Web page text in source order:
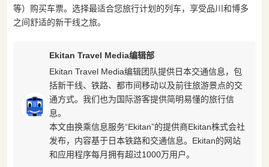
等）购买车票。选择最适合您旅行计划的列车，享受品川和博多
之间舒适的新干线之旅。
Ekitan Travel Media编辑部
Ekitan Travel Media编辑团队提供日本交通信息，包
括新干线、铁路、都市间移动以及前往旅游景点的交
通方式。我们也为国际游客提供简明易懂的旅行信
息。
本文由换乘信息服务“Ekitan”的提供商Ekitan株式会社
发布，内容基于日本铁路和交通信息。Ekitan的网站
和应用程序每月拥有超过1000万用户。